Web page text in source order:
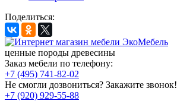
Поделиться:
ценные породы древесины
Заказ мебели по телефону:
+7 (495) 741-82-02
Не смогли дозвониться? Закажите звонок!
+7 (920) 929-55-88